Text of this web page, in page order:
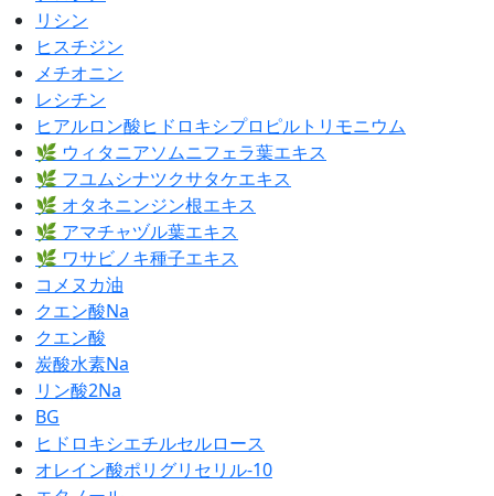
リシン
ヒスチジン
メチオニン
レシチン
ヒアルロン酸ヒドロキシプロピルトリモニウム
🌿 ウィタニアソムニフェラ葉エキス
🌿 フユムシナツクサタケエキス
🌿 オタネニンジン根エキス
🌿 アマチャヅル葉エキス
🌿 ワサビノキ種子エキス
コメヌカ油
クエン酸Na
クエン酸
炭酸水素Na
リン酸2Na
BG
ヒドロキシエチルセルロース
オレイン酸ポリグリセリル-10